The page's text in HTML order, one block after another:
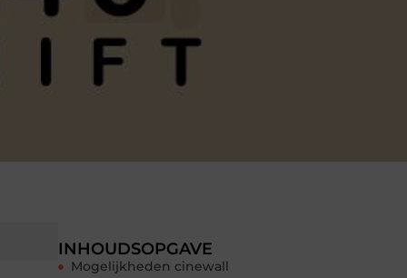
INHOUDSOPGAVE
Mogelijkheden cinewall